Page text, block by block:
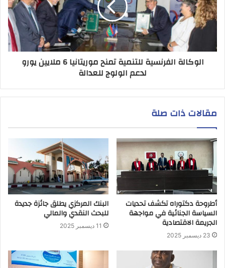
الوكالة الفرنسية للتنمية تمنح موريتانيا 6 ملايين يورو
لدعم الولوج للعدالة
مقالات ذات صلة
أطروحة دكتوراه تكشف تحديات
السياسة الجنائية في مواجهة
الجريمة الاقتصادية
23 ديسمبر 2025
البنك المركزي يطلق جائزة جديدة
للبحث النقدي والمالي
11 ديسمبر 2025